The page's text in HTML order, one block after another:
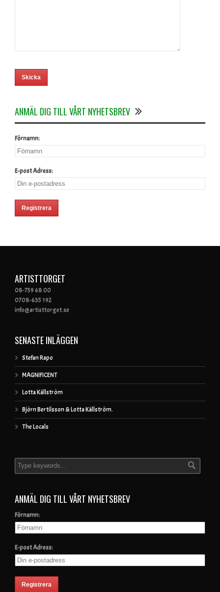
ANMÄL DIG TILL VÅRT NYHETSBREV
Förnamn:
E-post Adress:
ARTISTTORGET
08-759 68 00
0708-635 192
info@artisttorget.se
SENASTE INLÄGGEN
Stefan Rapo
MAGNIFICENT
Lotta Källström
Björn Bertilsson & Lotta Källström.
The Locals
ANMÄL DIG TILL VÅRT NYHETSBREV
Förnamn:
E-post Adress: